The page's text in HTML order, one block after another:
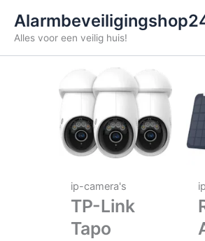
naar
inhoud
Alles voor een veilig huis!
ip-camera's
TP-Link
Tapo